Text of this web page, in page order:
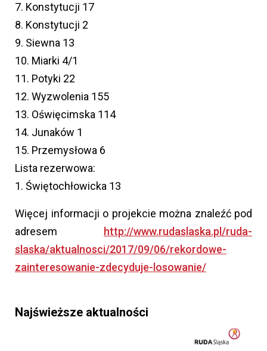
7. Konstytucji 17
8. Konstytucji 2
9. Siewna 13
10. Miarki 4/1
11. Potyki 22
12. Wyzwolenia 155
13. Oświęcimska 114
14. Junaków 1
15. Przemysłowa 6
Lista rezerwowa:
1. Świętochłowicka 13
Więcej informacji o projekcie można znaleźć pod
adresem
http://www.rudaslaska.pl/ruda-
slaska/aktualnosci/2017/09/06/rekordowe-
zainteresowanie-zdecyduje-losowanie/
Najświeższe aktualności